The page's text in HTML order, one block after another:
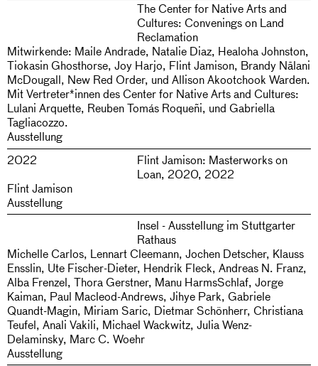
The Center for Native Arts and
Cultures: Convenings on Land
Reclamation
Mitwirkende: Maile Andrade, Natalie Diaz, Healoha Johnston,
Tiokasin Ghosthorse, Joy Harjo, Flint Jamison, Brandy Nālani
McDougall, New Red Order, und Allison Akootchook Warden.
Mit Vertreter*innen des Center for Native Arts and Cultures:
Lulani Arquette, Reuben Tomás Roqueñi, und Gabriella
Tagliacozzo.
Ausstellung
2022
Flint Jamison: Masterworks on
Loan, 2020, 2022
Flint Jamison
Ausstellung
Insel - Ausstellung im Stuttgarter
Rathaus
Michelle Carlos, Lennart Cleemann, Jochen Detscher, Klauss
Ensslin, Ute Fischer-Dieter, Hendrik Fleck, Andreas N. Franz,
Alba Frenzel, Thora Gerstner, Manu HarmsSchlaf, Jorge
Kaiman, Paul Macleod-Andrews, Jihye Park, Gabriele
Quandt-Magin, Miriam Saric, Dietmar Schönherr, Christiana
Teufel, Anali Vakili, Michael Wackwitz, Julia Wenz-
Delaminsky, Marc C. Woehr
Ausstellung